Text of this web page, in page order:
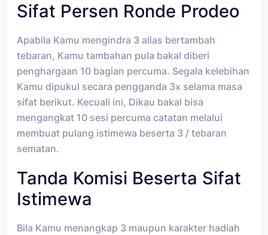
Sifat Persen Ronde Prodeo
Apabila Kamu mengindra 3 alias bertambah
tebaran, Kamu tambahan pula bakal diberi
penghargaan 10 bagian percuma. Segala kelebihan
Kamu dipukul secara pengganda 3x selama masa
sifat berikut. Kecuali ini, Dikau bakal bisa
mengangkat 10 sesi percuma catatan melalui
membuat pulang istimewa beserta 3 / tebaran
sematan.
Tanda Komisi Beserta Sifat
Istimewa
Bila Kamu menangkap 3 maupun karakter hadiah